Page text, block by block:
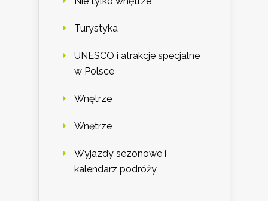
Turystyka
UNESCO i atrakcje specjalne
w Polsce
Wnętrze
Wnętrze
Wyjazdy sezonowe i
kalendarz podróży